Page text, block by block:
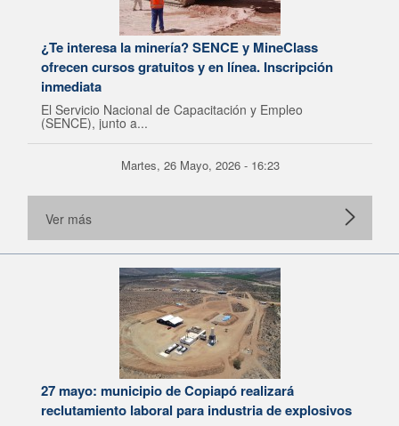
¿Te interesa la minería? SENCE y MineClass
ofrecen cursos gratuitos y en línea. Inscripción
inmediata
El Servicio Nacional de Capacitación y Empleo
(SENCE), junto a...
Martes, 26 Mayo, 2026 - 16:23
Ver más
27 mayo: municipio de Copiapó realizará
reclutamiento laboral para industria de explosivos